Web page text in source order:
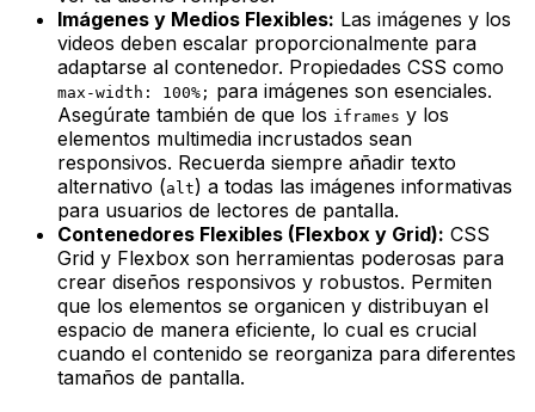
Imágenes y Medios Flexibles: Las imágenes y los
videos deben escalar proporcionalmente para
adaptarse al contenedor. Propiedades CSS como
max-width: 100%; para imágenes son esenciales.
Asegúrate también de que los iframes y los
elementos multimedia incrustados sean
responsivos. Recuerda siempre añadir texto
alternativo (alt) a todas las imágenes informativas
para usuarios de lectores de pantalla.
Contenedores Flexibles (Flexbox y Grid): CSS
Grid y Flexbox son herramientas poderosas para
crear diseños responsivos y robustos. Permiten
que los elementos se organicen y distribuyan el
espacio de manera eficiente, lo cual es crucial
cuando el contenido se reorganiza para diferentes
tamaños de pantalla.